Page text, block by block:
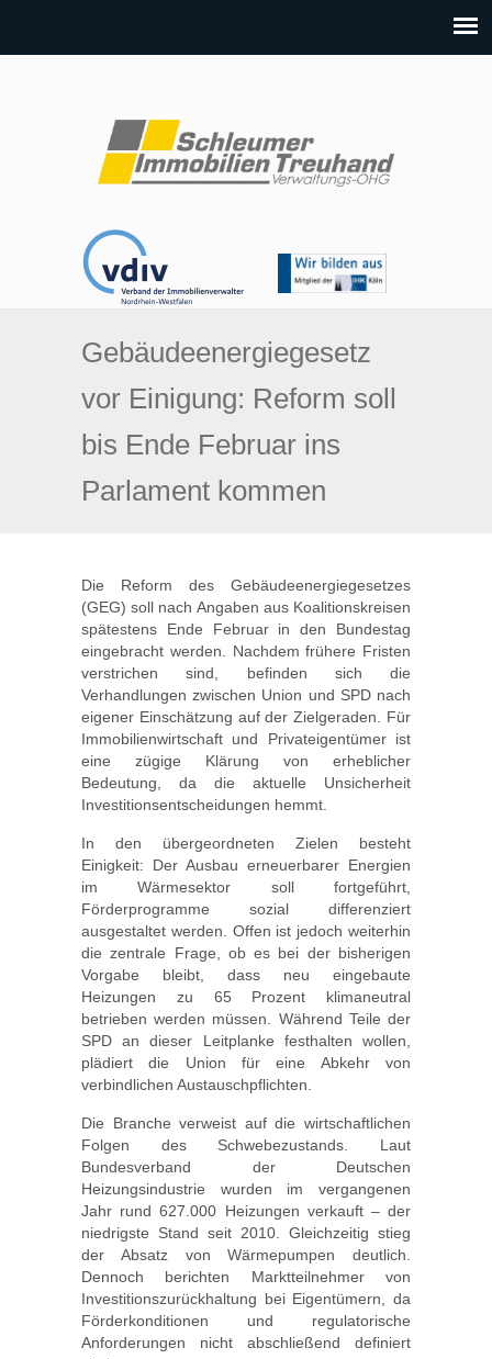
Gebäudeenergiegesetz
vor Einigung: Reform soll
bis Ende Februar ins
Parlament kommen
Die Reform des Gebäudeenergiegesetzes
(GEG) soll nach Angaben aus Koalitionskreisen
spätestens Ende Februar in den Bundestag
eingebracht werden. Nachdem frühere Fristen
verstrichen sind, befinden sich die
Verhandlungen zwischen Union und SPD nach
eigener Einschätzung auf der Zielgeraden. Für
Immobilienwirtschaft und Privateigentümer ist
eine zügige Klärung von erheblicher
Bedeutung, da die aktuelle Unsicherheit
Investitionsentscheidungen hemmt.
In den übergeordneten Zielen besteht
Einigkeit: Der Ausbau erneuerbarer Energien
im Wärmesektor soll fortgeführt,
Förderprogramme sozial differenziert
ausgestaltet werden. Offen ist jedoch weiterhin
die zentrale Frage, ob es bei der bisherigen
Vorgabe bleibt, dass neu eingebaute
Heizungen zu 65 Prozent klimaneutral
betrieben werden müssen. Während Teile der
SPD an dieser Leitplanke festhalten wollen,
plädiert die Union für eine Abkehr von
verbindlichen Austauschpflichten.
Die Branche verweist auf die wirtschaftlichen
Folgen des Schwebezustands. Laut
Bundesverband der Deutschen
Heizungsindustrie wurden im vergangenen
Jahr rund 627.000 Heizungen verkauft – der
niedrigste Stand seit 2010. Gleichzeitig stieg
der Absatz von Wärmepumpen deutlich.
Dennoch berichten Marktteilnehmer von
Investitionszurückhaltung bei Eigentümern, da
Förderkonditionen und regulatorische
Anforderungen nicht abschließend definiert